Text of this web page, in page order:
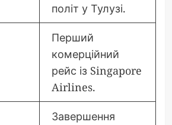
політ у Тулузі.
Перший
комерційний
рейс із Singapore
Airlines.
Завершення